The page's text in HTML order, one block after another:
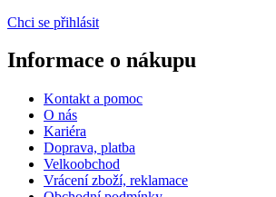
Chci se přihlásit
Informace o nákupu
Kontakt a pomoc
O nás
Kariéra
Doprava, platba
Velkoobchod
Vrácení zboží, reklamace